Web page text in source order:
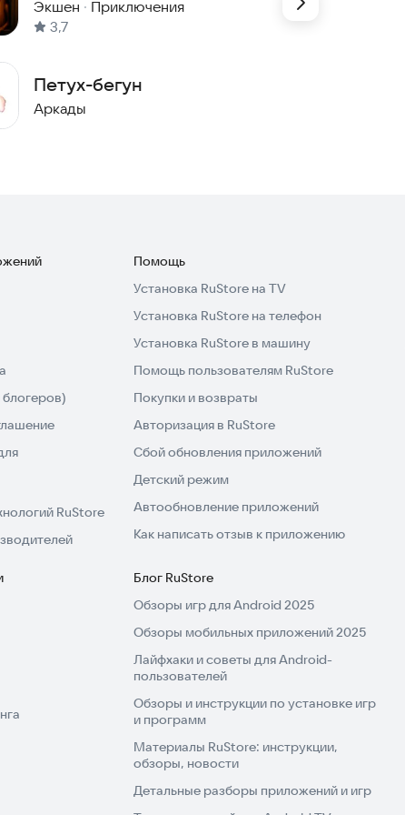
Экшен · Приключения
3,7
Петух-бегун
Аркады
RuStore
Помощь
Установка RuStore на TV
Установка RuStore на телефон
Установка RuStore в машину
Помощь пользователям RuStore
Покупки и возвраты
Авторизация в RuStore
Сбой обновления приложений
Детский режим
Автообновление приложений
Как написать отзыв к приложению
Блог RuStore
Обзоры игр для Android 2025
Обзоры мобильных приложений 2025
Лайфхаки и советы для Android-
пользователей
Обзоры и инструкции по установке игр
и программ
Материалы RuStore: инструкции,
обзоры, новости
Детальные разборы приложений и игр